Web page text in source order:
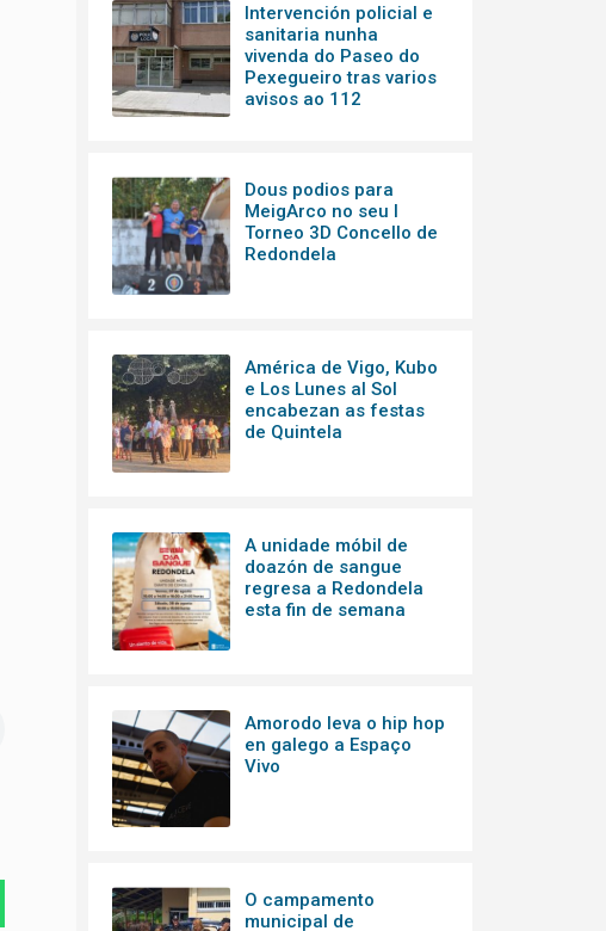
Intervención policial e
sanitaria nunha
vivenda do Paseo do
Pexegueiro tras varios
avisos ao 112
Dous podios para
MeigArco no seu I
Torneo 3D Concello de
Redondela
América de Vigo, Kubo
e Los Lunes al Sol
encabezan as festas
de Quintela
A unidade móbil de
doazón de sangue
regresa a Redondela
esta fin de semana
Amorodo leva o hip hop
en galego a Espaço
Vivo
O campamento
municipal de